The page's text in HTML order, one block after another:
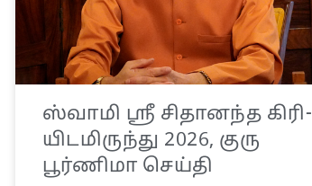
ஸ்வாமி ஸ்ரீ சிதானந்த கிரி-
யிடமிருந்து 2026, குரு
பூர்ணிமா செய்தி